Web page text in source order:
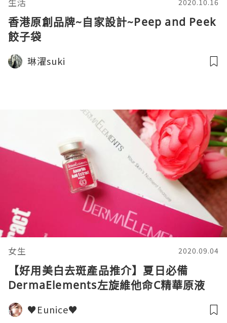
2020.10.16
香港原創品牌~自家設計~Peep and Peek
餃子袋
琳濯suki
女生 2020.09.04
【好用美白去斑產品推介】夏日必備
DermaElements左旋維他命C精華原液
♥Eunice♥